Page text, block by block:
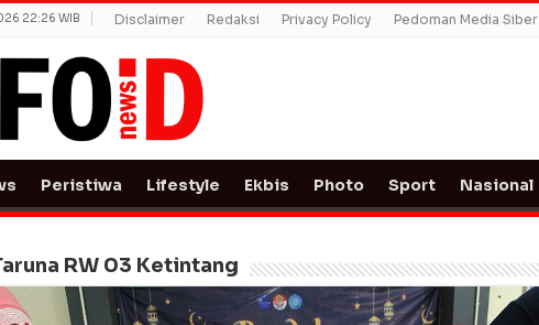
22:26 WIB Disclaimer Redaksi Privacy Policy Pedoman Media Siber
Peristiwa Lifestyle Ekbis Photo Sport Nasional
RW 03 Ketintang